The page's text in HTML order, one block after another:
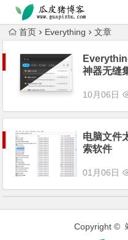
跳转到主内容
首页 Everything 文章
神器无缝
10月06日
电脑文件
索软件
01月06日
Copyright ©